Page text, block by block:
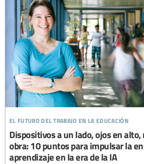
el futuro del trabajo en la educación
Dispositivos a un lado, ojos en alto,
obra: 10 puntos para impulsar la
aprendizaje en la era de la IA